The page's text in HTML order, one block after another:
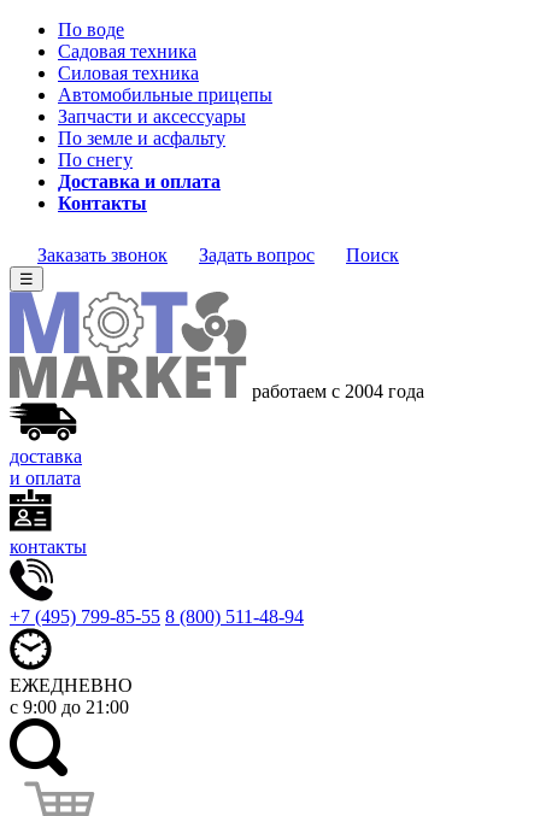
По воде
Садовая техника
Силовая техника
Автомобильные прицепы
Запчасти и аксессуары
По земле и асфальту
По снегу
Доставка и оплата
Контакты
Заказать звонок Задать вопрос Поиск
☰
работаем с 2004 года
доставка
и оплата
контакты
+7 (495) 799-85-55 8 (800) 511-48-94
ЕЖЕДНЕВНО
с 9:00 до 21:00